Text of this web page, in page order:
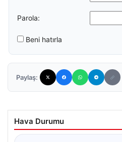
Parola:
Beni hatırla
Paylaş:
Hava Durumu